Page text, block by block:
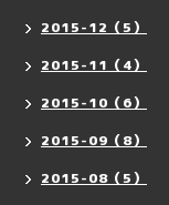
2015-12（5）
2015-11（4）
2015-10（6）
2015-09（8）
2015-08（5）